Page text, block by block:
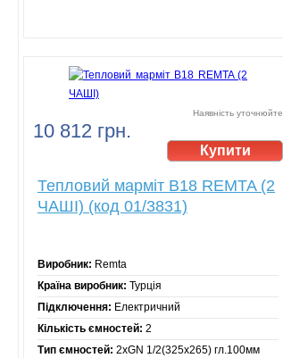
10 812 грн.
Наявність уточнюйте
Тепловий марміт B18 REMTA (2
ЧАШІ) (код 01/3831)
Виробник: Remta
Країна виробник: Турція
Підключення: Електричний
Кількість ємностей: 2
Тип ємностей: 2хGN 1/2(325х265) гл.100мм